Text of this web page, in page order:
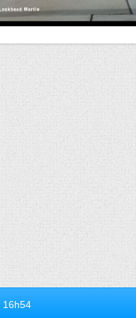
16h54